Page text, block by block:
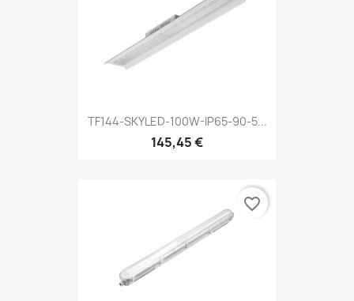
TF144-SKYLED-100W-IP65-90-5...
145,45 €
favorite_border